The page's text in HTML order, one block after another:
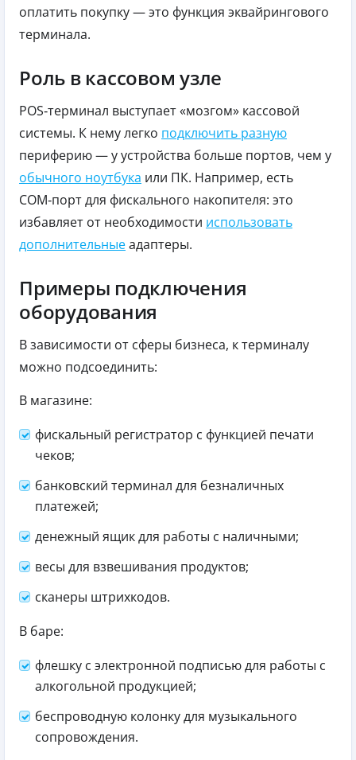
оплатить покупку — это функция эквайрингового
терминала.
Роль в кассовом узле
POS‑терминал выступает «мозгом» кассовой
системы. К нему легко подключить разную
периферию — у устройства больше портов, чем у
обычного ноутбука или ПК. Например, есть
СОМ‑порт для фискального накопителя: это
избавляет от необходимости использовать
дополнительныеадаптеры.
Примеры подключения
оборудования
В зависимости от сферы бизнеса, к терминалу
можно подсоединить:
В магазине:
фискальный регистратор с функцией печати
чеков;
банковский терминал для безналичных
платежей;
денежный ящик для работы с наличными;
весы для взвешивания продуктов;
сканеры штрихкодов.
В баре:
флешку с электронной подписью для работы с
алкогольной продукцией;
беспроводную колонку для музыкального
сопровождения.